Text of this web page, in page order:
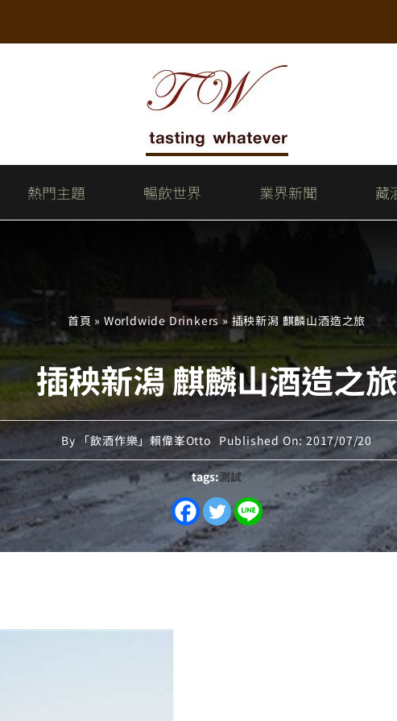
熱門主題 暢飲世界 業界新聞 藏
首頁 » Worldwide Drinkers» 插秧新潟 麒麟山酒造之旅
插秧新潟 麒麟山酒造之旅
By 「飲酒作樂」賴偉峯Otto Published On: 2017/07/20
tags:測試